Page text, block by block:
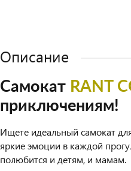
Описание
Самокат RANT
приключениям!
Ищете идеальный самокат
яркие эмоции в каждой
полюбится и детям, и мамам.